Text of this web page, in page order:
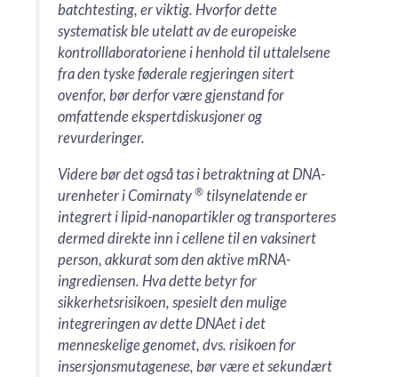
batchtesting, er viktig. Hvorfor dette
systematisk ble utelatt av de europeiske
kontrolllaboratoriene i henhold til uttalelsene
fra den tyske føderale regjeringen sitert
ovenfor, bør derfor være gjenstand for
omfattende ekspertdiskusjoner og
revurderinger.
Videre bør det også tas i betraktning at DNA-
urenheter i Comirnaty ®tilsynelatende er
integrert i lipid-nanopartikler og transporteres
dermed direkte inn i cellene til en vaksinert
person, akkurat som den aktive mRNA-
ingrediensen. Hva dette betyr for
sikkerhetsrisikoen, spesielt den mulige
integreringen av dette DNAet i det
menneskelige genomet, dvs. risikoen for
insersjonsmutagenese, bør være et sekundært